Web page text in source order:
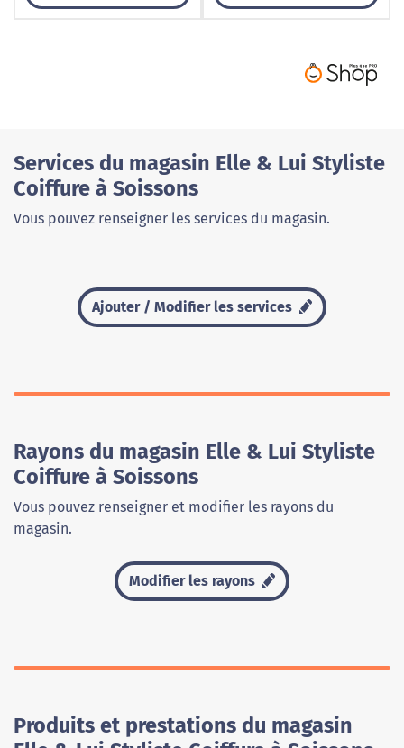
Services du magasin Elle & Lui Styliste
Coiffure à Soissons
Vous pouvez renseigner les services du magasin.
Ajouter / Modifier les services
Rayons du magasin Elle & Lui Styliste
Coiffure à Soissons
Vous pouvez renseigner et modifier les rayons du
magasin.
Modifier les rayons
Produits et prestations du magasin